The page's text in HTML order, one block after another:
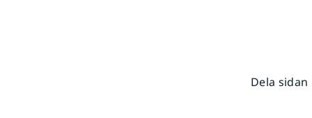
Dela sidan